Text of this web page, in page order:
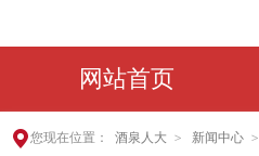
网站首页
您现在位置： 酒泉人大 > 新闻中心 >